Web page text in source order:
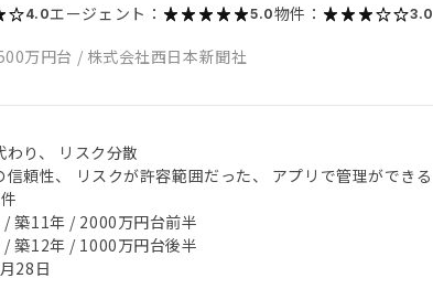
4.0エージェント： 5.0物件： 3.0
万円台 / 株式会社西日本新聞社
わり、 リスク分散
信頼性、 リスクが許容範囲だった、 アプリで管理ができる
/ 築11年 / 2000万円台前半
/ 築12年 / 1000万円台後半
28日